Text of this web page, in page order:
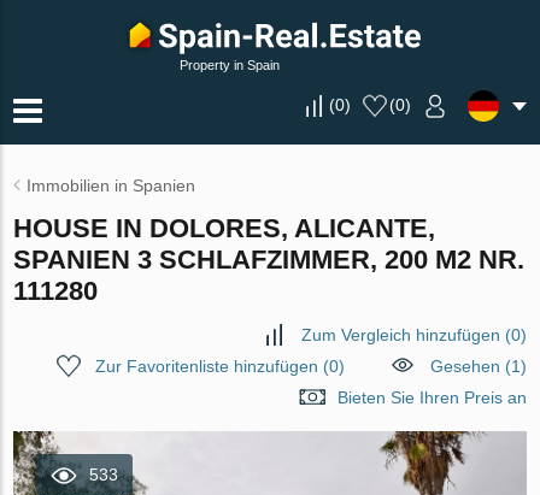
Property in Spain
(0) (0)
Immobilien in Spanien
HOUSE IN DOLORES, ALICANTE,
SPANIEN 3 SCHLAFZIMMER, 200 M2 NR.
111280
Zum Vergleich hinzufügen (0)
Zur Favoritenliste hinzufügen (0)
Gesehen (1)
Bieten Sie Ihren Preis an
533